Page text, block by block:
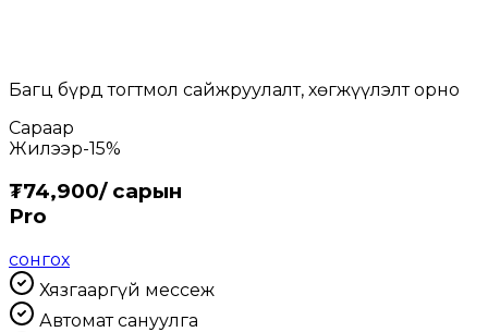
Багц бүрд тогтмол сайжруулалт, хөгжүүлэлт орно
Сараар
Жилээр-15%
₮74,900/ сарын
Pro
сонгох
Хязгааргүй мессеж
Автомат сануулга